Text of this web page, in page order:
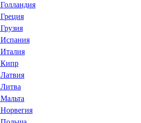
Голландия
Греция
Грузия
Испания
Италия
Кипр
Латвия
Литва
Мальта
Норвегия